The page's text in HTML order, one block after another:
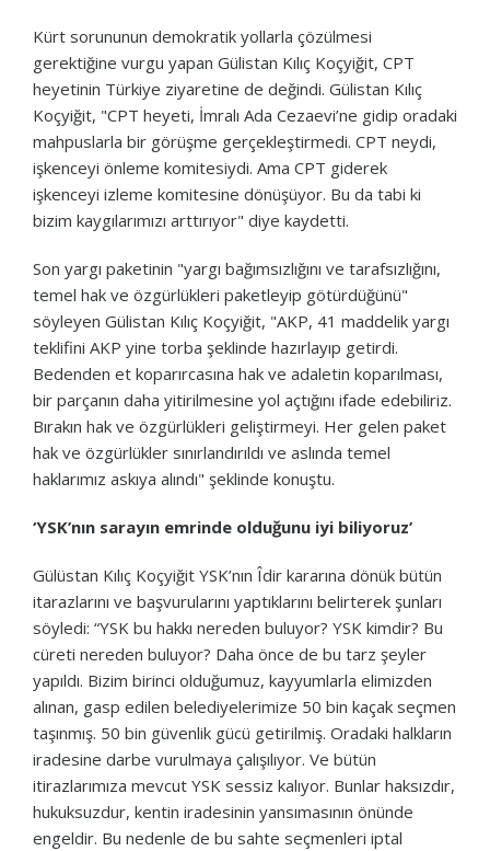
Kürt sorununun demokratik yollarla çözülmesi
gerektiğine vurgu yapan Gülistan Kılıç Koçyiğit, CPT
heyetinin Türkiye ziyaretine de değindi. Gülistan Kılıç
Koçyiğit, "CPT heyeti, İmralı Ada Cezaevi’ne gidip oradaki
mahpuslarla bir görüşme gerçekleştirmedi. CPT neydi,
işkenceyi önleme komitesiydi. Ama CPT giderek
işkenceyi izleme komitesine dönüşüyor. Bu da tabi ki
bizim kaygılarımızı arttırıyor" diye kaydetti.
Son yargı paketinin "yargı bağımsızlığını ve tarafsızlığını,
temel hak ve özgürlükleri paketleyip götürdüğünü"
söyleyen Gülistan Kılıç Koçyiğit, "AKP, 41 maddelik yargı
teklifini AKP yine torba şeklinde hazırlayıp getirdi.
Bedenden et koparırcasına hak ve adaletin koparılması,
bir parçanın daha yitirilmesine yol açtığını ifade edebiliriz.
Bırakın hak ve özgürlükleri geliştirmeyi. Her gelen paket
hak ve özgürlükler sınırlandırıldı ve aslında temel
haklarımız askıya alındı" şeklinde konuştu.
‘YSK’nın sarayın emrinde olduğunu iyi biliyoruz’
Gülüstan Kılıç Koçyiğit YSK’nın Îdir kararına dönük bütün
itarazlarını ve başvurularını yaptıklarını belirterek şunları
söyledi: “YSK bu hakkı nereden buluyor? YSK kimdir? Bu
cüreti nereden buluyor? Daha önce de bu tarz şeyler
yapıldı. Bizim birinci olduğumuz, kayyumlarla elimizden
alınan, gasp edilen belediyelerimize 50 bin kaçak seçmen
taşınmış. 50 bin güvenlik gücü getirilmiş. Oradaki halkların
iradesine darbe vurulmaya çalışılıyor. Ve bütün
itirazlarımıza mevcut YSK sessiz kalıyor. Bunlar haksızdır,
hukuksuzdur, kentin iradesinin yansımasının önünde
engeldir. Bu nedenle de bu sahte seçmenleri iptal